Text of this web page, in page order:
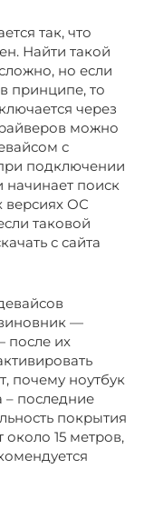
так, что
Найти такой
но если
принципе, то
через
можно
с
подключении
начинает поиск
версиях ОС
таковой
с сайта
—
после их
почему ноутбук
– последние
покрытия
15 метров,